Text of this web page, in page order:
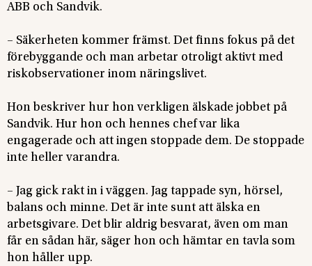
ABB och Sandvik.
– Säkerheten kommer främst. Det finns fokus på det
förebyggande och man arbetar otroligt aktivt med
riskobservationer inom näringslivet.
Hon beskriver hur hon verkligen älskade jobbet på
Sandvik. Hur hon och hennes chef var lika
engagerade och att ingen stoppade dem. De stoppade
inte heller varandra.
– Jag gick rakt in i väggen. Jag tappade syn, hörsel,
balans och minne. Det är inte sunt att älska en
arbetsgivare. Det blir aldrig besvarat, även om man
får en sådan här, säger hon och hämtar en tavla som
hon håller upp.